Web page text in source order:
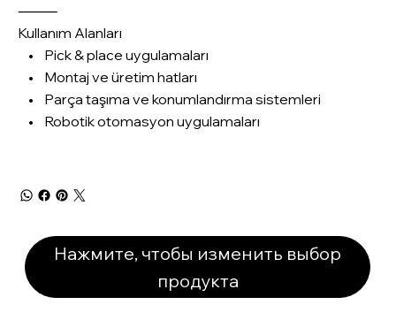
Нажмите, чтобы изменить выбор
продукта
⸻
Kullanım Alanları
• Pick & place uygulamaları
• Montaj ve üretim hatları
• Parça taşıma ve konumlandırma sistemleri
• Robotik otomasyon uygulamaları